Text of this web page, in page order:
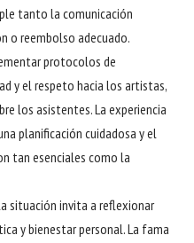
tanto la comunicación
o reembolso adecuado.
protocolos de
y el respeto hacia los artistas,
los asistentes. La experiencia
planificación cuidadosa y el
tan esenciales como la
situación invita a reflexionar
y bienestar personal. La fama